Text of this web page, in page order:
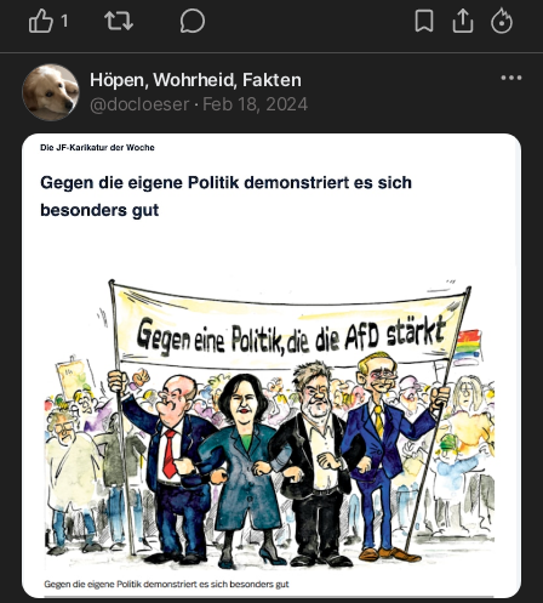
1
Höpen, Wohrheid, Fakten
@docloeser · Feb 18, 2024